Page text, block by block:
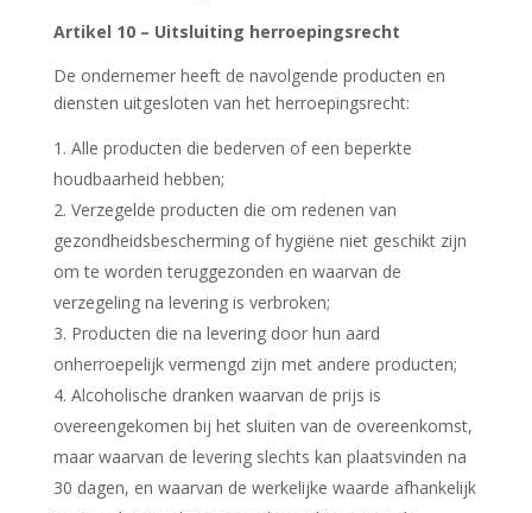
Artikel 10 – Uitsluiting herroepingsrecht
De ondernemer heeft de navolgende producten en
diensten uitgesloten van het herroepingsrecht:
Alle producten die bederven of een beperkte
houdbaarheid hebben;
Verzegelde producten die om redenen van
gezondheidsbescherming of hygiëne niet geschikt zijn
om te worden teruggezonden en waarvan de
verzegeling na levering is verbroken;
Producten die na levering door hun aard
onherroepelijk vermengd zijn met andere producten;
Alcoholische dranken waarvan de prijs is
overeengekomen bij het sluiten van de overeenkomst,
maar waarvan de levering slechts kan plaatsvinden na
30 dagen, en waarvan de werkelijke waarde afhankelijk